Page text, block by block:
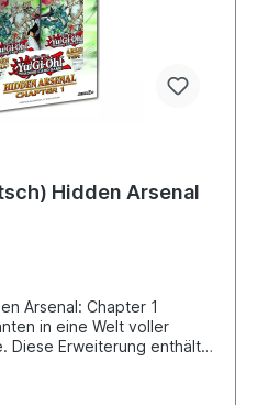
Hidden Arsenal
Arsenal: Chapter 1
in eine Welt voller
Diese Erweiterung enthält